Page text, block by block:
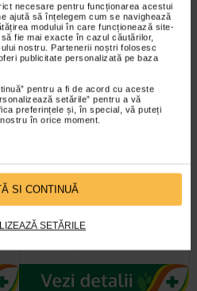
necesare pentru funcționarea acestui
ajută să înțelegem cum se navighează
modului în care funcționează site-
fie mai exacte în cazul căutărilor,
nostru. Partenerii noștri folosesc
publicitate personalizată pe baza
pentru a fi de acord cu aceste
setările” pentru a vă
preferințele și, în special, vă puteți
în orice moment.
SI CONTINUĂ
SETĂRILE
Maxiven, 20 capsule, FIDIA
Este un supliment alimentar
Vitamina C, Vitamina E, Rutin si